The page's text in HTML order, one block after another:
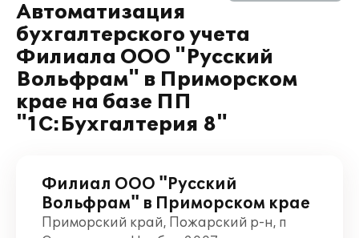
Автоматизация
бухгалтерского учета
Филиала ООО "Русский
Вольфрам" в Приморском
крае на базе ПП
"1С:Бухгалтерия 8"
Филиал ООО "Русский
Вольфрам" в Приморском крае
Приморский край, Пожарский р-н, п